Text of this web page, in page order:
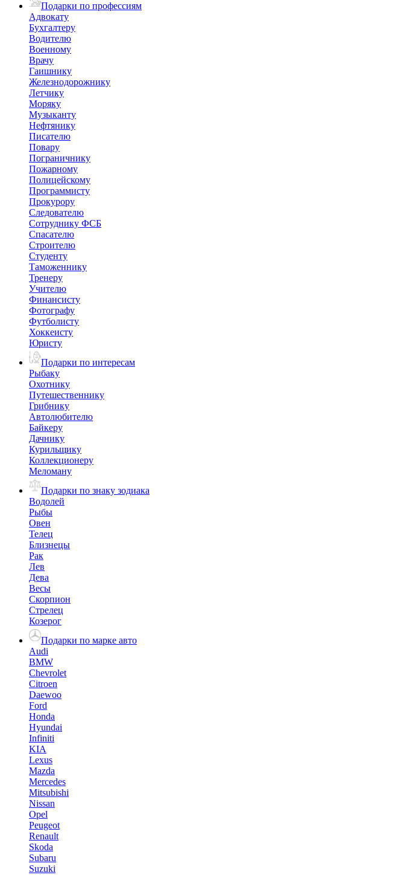
Подарки по профессиям
Адвокату
Бухгалтеру
Водителю
Военному
Врачу
Гаишнику
Железнодорожнику
Летчику
Моряку
Музыканту
Нефтянику
Писателю
Повару
Пограничнику
Пожарному
Полицейскому
Программисту
Прокурору
Следователю
Сотруднику ФСБ
Спасателю
Строителю
Студенту
Таможеннику
Тренеру
Учителю
Финансисту
Фотографу
Футболисту
Хоккеисту
Юристу
Подарки по интересам
Рыбаку
Охотнику
Путешественнику
Грибнику
Автолюбителю
Байкеру
Дачнику
Курильщику
Коллекционеру
Меломану
Подарки по знаку зодиака
Водолей
Рыбы
Овен
Телец
Близнецы
Рак
Лев
Дева
Весы
Скорпион
Стрелец
Козерог
Подарки по марке авто
Audi
BMW
Chevrolet
Citroen
Daewoo
Ford
Honda
Hyundai
Infiniti
KIA
Lexus
Mazda
Mercedes
Mitsubishi
Nissan
Opel
Peugeot
Renault
Skoda
Subaru
Suzuki